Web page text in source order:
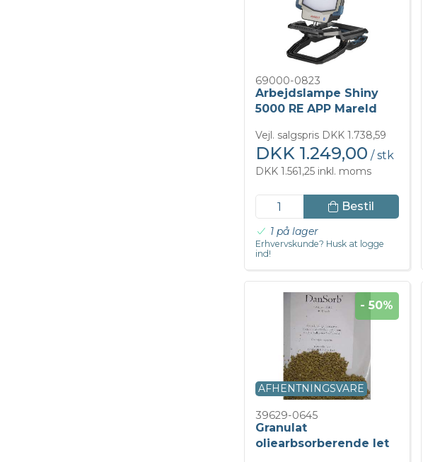
69000-0823
Arbejdslampe Shiny
5000 RE APP Mareld
Vejl. salgspris DKK 1.738,59
DKK 1.249,00 / stk
DKK 1.561,25 inkl. moms
Bestil
1 på lager
Erhvervskunde? Husk at logge
ind!
AFHENTNINGSVARE
- 50%
39629-0645
Granulat
oliearbsorberende let